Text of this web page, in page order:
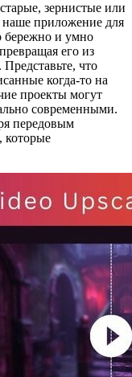
зернистые или
наше приложение для
бережно и умно
его из
что
когда-то на
проекты могут
современными.
передовым
которые